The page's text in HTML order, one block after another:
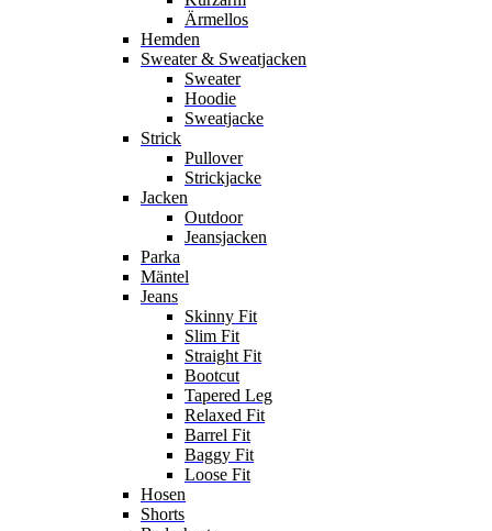
Ärmellos
Hemden
Sweater & Sweatjacken
Sweater
Hoodie
Sweatjacke
Strick
Pullover
Strickjacke
Jacken
Outdoor
Jeansjacken
Parka
Mäntel
Jeans
Skinny Fit
Slim Fit
Straight Fit
Bootcut
Tapered Leg
Relaxed Fit
Barrel Fit
Baggy Fit
Loose Fit
Hosen
Shorts